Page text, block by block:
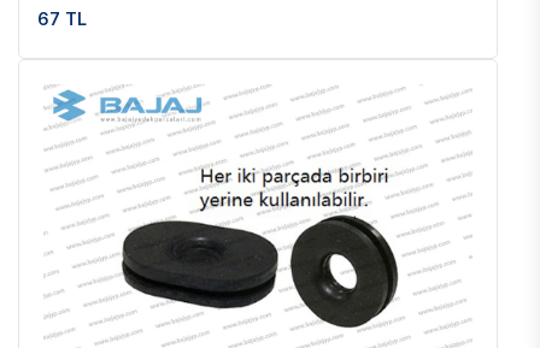
67 TL
İncele Favoriler